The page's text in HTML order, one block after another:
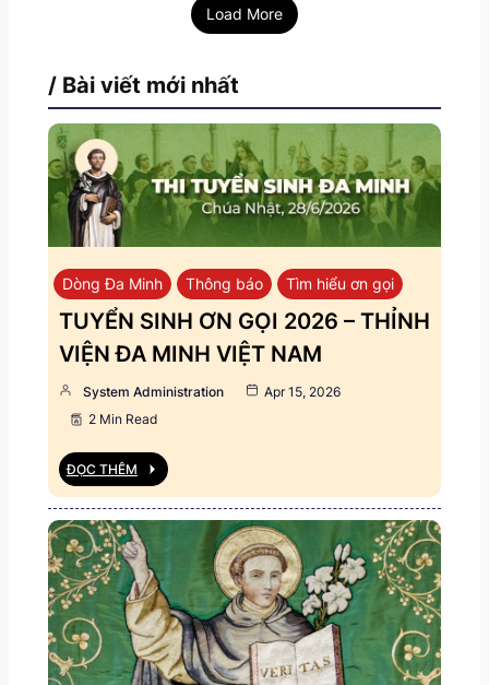
Load More
/ Bài viết mới nhất
Dòng Đa Minh Thông báo Tìm hiểu ơn gọi
TUYỂN SINH ƠN GỌI 2026 – THỈNH
VIỆN ĐA MINH VIỆT NAM
System Administration
Apr 15, 2026
2 Min Read
ĐỌC THÊM